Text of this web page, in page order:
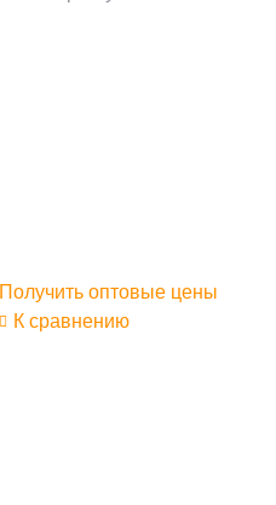
Получить оптовые цены
К сравнению